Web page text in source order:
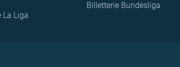
La Liga
Billetterie Bundesliga